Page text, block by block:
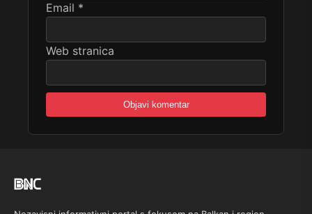
Email *
Web stranica